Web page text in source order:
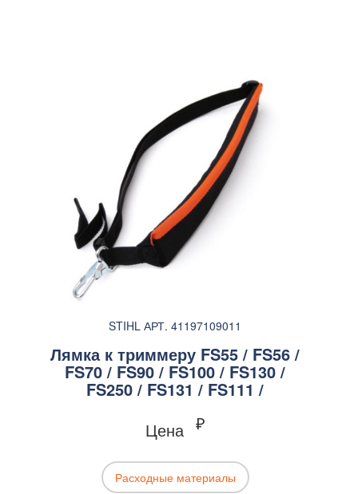
STIHL АРТ. 41197109011
Лямка к триммеру FS55 / FS56 /
FS70 / FS90 / FS100 / FS130 /
FS250 / FS131 / FS111 /
Цена ₽
Расходные материалы